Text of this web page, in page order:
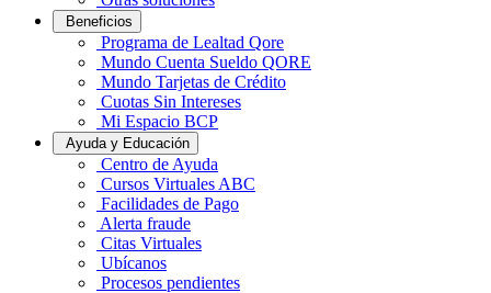
Beneficios
Programa de Lealtad Qore
Mundo Cuenta Sueldo QORE
Mundo Tarjetas de Crédito
Cuotas Sin Intereses
Mi Espacio BCP
Ayuda y Educación
Centro de Ayuda
Cursos Virtuales ABC
Facilidades de Pago
Alerta fraude
Citas Virtuales
Ubícanos
Procesos pendientes